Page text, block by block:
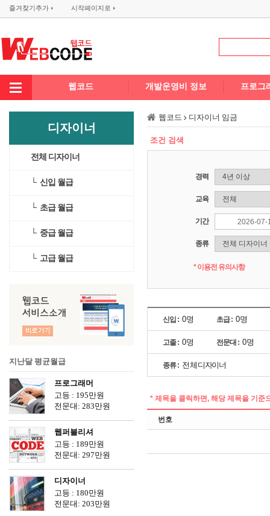
즐겨찾기추가 시작페이지로
웹코드 개발운영비 정보 프로그
디자이너
전체 디자이너
└ 신입 월급
└ 초급 월급
└ 중급 월급
└ 고급 월급
지난달 평균월급
프로그래머
고등 : 195만원
전문대: 283만원
대학: 323만원
석사이상: 335만원
웹퍼블리셔
고등 : 189만원
전문대: 297만원
대학: 360만원
석사이상: 0만원
디자이너
고등 : 180만원
전문대: 203만원
대학: 299만원
석사이상: 621만원
웹코드 디자이너 임금
조건 검색
경력
교육
기간
종류
* 이용전 유의사항
신입 : 0명 초급 : 0명
고졸 : 0명 전문대 : 0명
종류 : 전체 디자이너
* 제목을 클릭하면, 해당 제목을 기준
번호